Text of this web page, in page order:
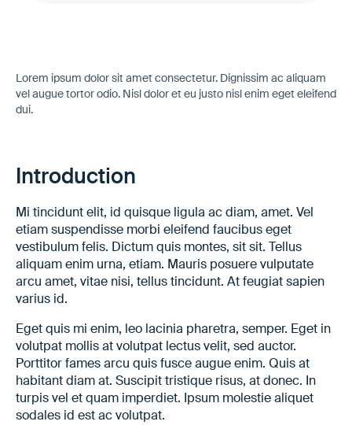
Lorem ipsum dolor sit amet consectetur. Dignissim ac aliquam
vel augue tortor odio. Nisl dolor et eu justo nisl enim eget eleifend
dui.
Introduction
Mi tincidunt elit, id quisque ligula ac diam, amet. Vel
etiam suspendisse morbi eleifend faucibus eget
vestibulum felis. Dictum quis montes, sit sit. Tellus
aliquam enim urna, etiam. Mauris posuere vulputate
arcu amet, vitae nisi, tellus tincidunt. At feugiat sapien
varius id.
Eget quis mi enim, leo lacinia pharetra, semper. Eget in
volutpat mollis at volutpat lectus velit, sed auctor.
Porttitor fames arcu quis fusce augue enim. Quis at
habitant diam at. Suscipit tristique risus, at donec. In
turpis vel et quam imperdiet. Ipsum molestie aliquet
sodales id est ac volutpat.